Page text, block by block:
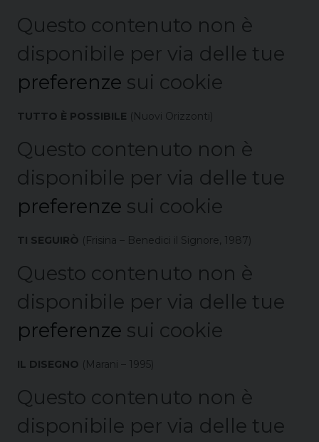
Questo contenuto non è
disponibile per via delle tue
preferenze sui cookie
TUTTO È POSSIBILE (Nuovi Orizzonti)
Questo contenuto non è
disponibile per via delle tue
preferenze sui cookie
TI SEGUIRÒ (Frisina – Benedici il Signore, 1987)
Questo contenuto non è
disponibile per via delle tue
preferenze sui cookie
IL DISEGNO (Marani – 1995)
Questo contenuto non è
disponibile per via delle tue